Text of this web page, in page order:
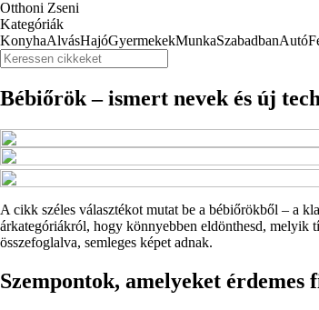
Otthoni Zseni
Kategóriák
KonyhaAlvásHajóGyermekekMunkaSzabadbanAutó
Bébiőrök – ismert nevek és új
A cikk széles választékot mutat be a bébiőrökből – a
árkategóriákról, hogy könnyebben eldönthesd, melyik
összefoglalva, semleges képet adnak.
Szempontok, amelyeket